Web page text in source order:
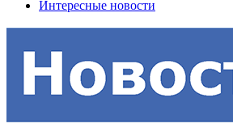
Интересные новости